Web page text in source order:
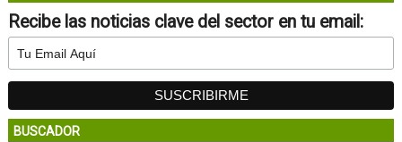
Recibe las noticias clave del sector en tu email:
BUSCADOR